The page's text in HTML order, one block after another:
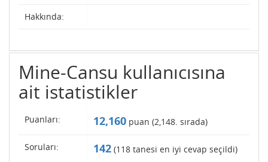
Hakkında:
Mine-Cansu kullanıcısına
ait istatistikler
Puanları: 12,160 puan (2,148. sırada)
Soruları: 142 (118 tanesi en iyi cevap seçildi)